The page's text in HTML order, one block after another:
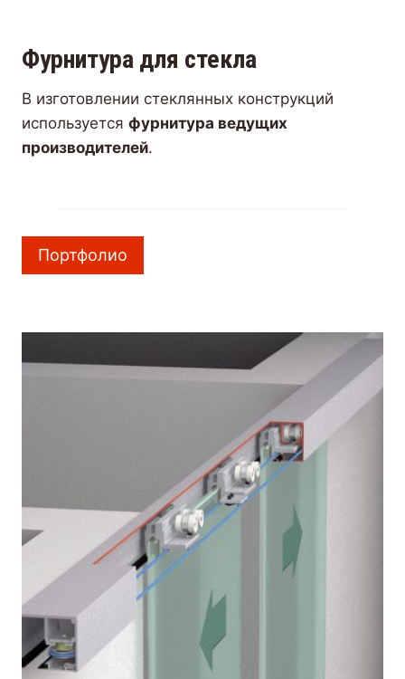
Фурнитура для стекла
В изготовлении стеклянных конструкций
используется фурнитура ведущих
производителей.
Портфолио